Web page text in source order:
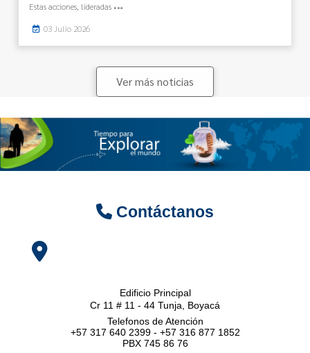
Estas acciones, lideradas
03 Julio 2026
Ver más noticias
Contáctanos
Edificio Principal
Cr 11 # 11 - 44 Tunja, Boyacá
Telefonos de Atención
+57 317 640 2399 - +57 316 877 1852
PBX 745 86 76